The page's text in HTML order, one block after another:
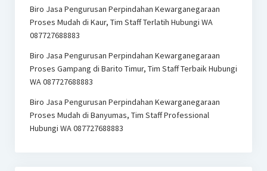
Biro Jasa Pengurusan Perpindahan Kewarganegaraan
Proses Mudah di Kaur, Tim Staff Terlatih Hubungi WA
087727688883
Biro Jasa Pengurusan Perpindahan Kewarganegaraan
Proses Gampang di Barito Timur, Tim Staff Terbaik Hubungi
WA 087727688883
Biro Jasa Pengurusan Perpindahan Kewarganegaraan
Proses Mudah di Banyumas, Tim Staff Professional
Hubungi WA 087727688883